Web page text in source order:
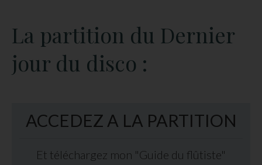
La partition du Dernier
jour du disco :
ACCEDEZ A LA PARTITION
Et téléchargez mon "Guide du flûtiste"